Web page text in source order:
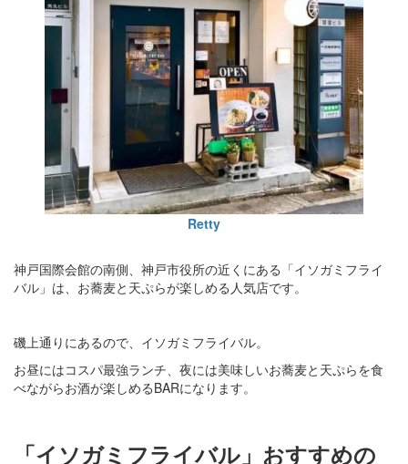
Retty
神戸国際会館の南側、神戸市役所の近くにある「イソガミフライ
バル」は、お蕎麦と天ぷらが楽しめる人気店です。
磯上通りにあるので、イソガミフライバル。
お昼にはコスパ最強ランチ、夜には美味しいお蕎麦と天ぷらを食
べながらお酒が楽しめるBARになります。
「イソガミフライバル」おすすめの